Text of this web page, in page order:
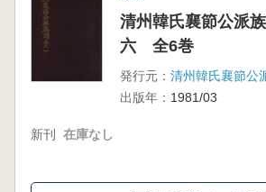
清州韓氏襄節公派
六 全6巻
発行元： 清州韓氏襄節公
出版年： 1981/03
新刊 在庫なし